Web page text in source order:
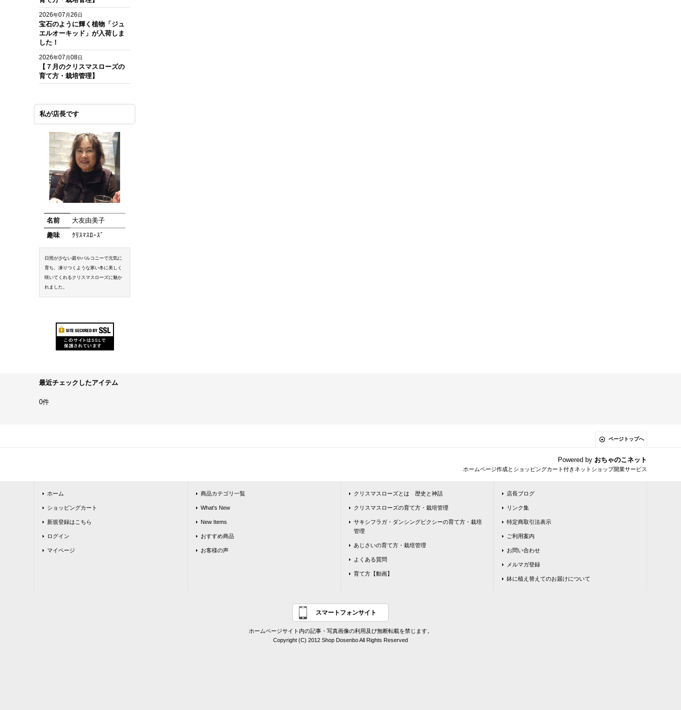
2026年07 月26日
宝石のように輝く植物「ジュ
エルオーキッド」が入荷しま
した！
2026年07 月08日
【７月のクリスマスローズの
育て方・栽培管理】
私が店長です
名前
大友由美子
趣味
ｸﾘｽﾏｽﾛｰｽﾞ
日照が少ない庭やバルコニーで元気に
育ち、凍りつくような寒い冬に美しく
咲いてくれるクリスマスローズに魅か
れました。
最近チェックしたアイテム
0件
ページトップへ
Powered by おちゃのこネット
ホームページ作成とショッピングカート付きネットショップ開業サービス
ホーム
ショッピングカート
新規登録はこちら
ログイン
マイページ
商品カテゴリ一覧
What's New
New Items
おすすめ商品
お客様の声
クリスマスローズとは 歴史と神話
クリスマスローズの育て方・栽培管理
サキシフラガ・ダンシングピクシーの育て方・栽培
管理
あじさいの育て方・栽培管理
よくある質問
育て方【動画】
店長ブログ
リンク集
特定商取引法表示
ご利用案内
お問い合わせ
メルマガ登録
鉢に植え替えてのお届けについて
スマートフォンサイト
ホームページサイト内の記事・写真画像の利用及び無断転載を禁じます。
Copyright (C) 2012 Shop Dosenbo All Rights Reserved